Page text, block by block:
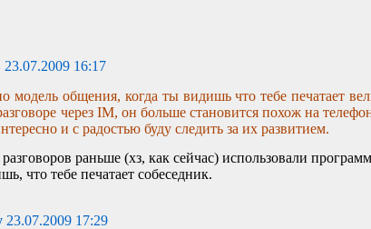
23.07.2009 16:17
модель общения, когда ты видишь что тебе печатает
через IM, он больше становится похож на
и с радостью буду следить за их развитием.
раньше (хз, как сейчас) использовали
что тебе печатает собеседник.
23.07.2009 17:29